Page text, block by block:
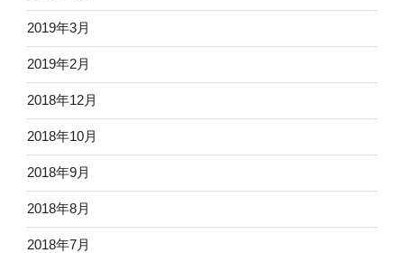
2019年3月
2019年2月
2018年12月
2018年10月
2018年9月
2018年8月
2018年7月